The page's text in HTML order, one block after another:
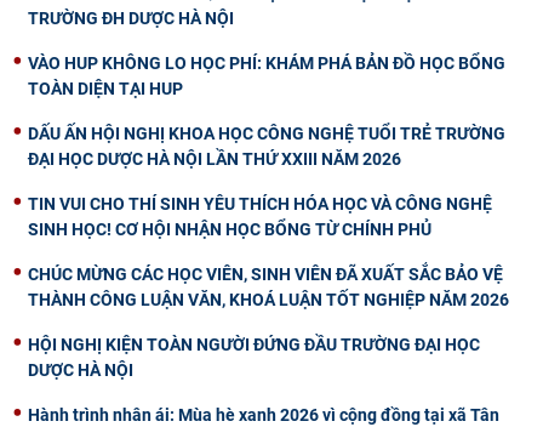
TRƯỜNG ĐH DƯỢC HÀ NỘI
VÀO HUP KHÔNG LO HỌC PHÍ: KHÁM PHÁ BẢN ĐỒ HỌC BỔNG
TOÀN DIỆN TẠI HUP
DẤU ẤN HỘI NGHỊ KHOA HỌC CÔNG NGHỆ TUỔI TRẺ TRƯỜNG
ĐẠI HỌC DƯỢC HÀ NỘI LẦN THỨ XXIII NĂM 2026
TIN VUI CHO THÍ SINH YÊU THÍCH HÓA HỌC VÀ CÔNG NGHỆ
SINH HỌC! CƠ HỘI NHẬN HỌC BỔNG TỪ CHÍNH PHỦ
CHÚC MỪNG CÁC HỌC VIÊN, SINH VIÊN ĐÃ XUẤT SẮC BẢO VỆ
THÀNH CÔNG LUẬN VĂN, KHOÁ LUẬN TỐT NGHIỆP NĂM 2026
HỘI NGHỊ KIỆN TOÀN NGƯỜI ĐỨNG ĐẦU TRƯỜNG ĐẠI HỌC
DƯỢC HÀ NỘI
Hành trình nhân ái: Mùa hè xanh 2026 vì cộng đồng tại xã Tân